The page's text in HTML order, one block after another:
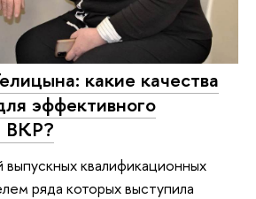
какие качества
эффективного
ВКР?
квалификационных
ряда которых выступила